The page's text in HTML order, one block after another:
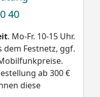
wäre die
bei einer
20 cm oder 0,2 m
Altschnee:
40
. Mo-Fr. 10-15 Uhr.
dem Festnetz, ggf.
ab 300 €
diese